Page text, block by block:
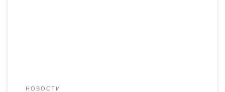
НОВОСТИ